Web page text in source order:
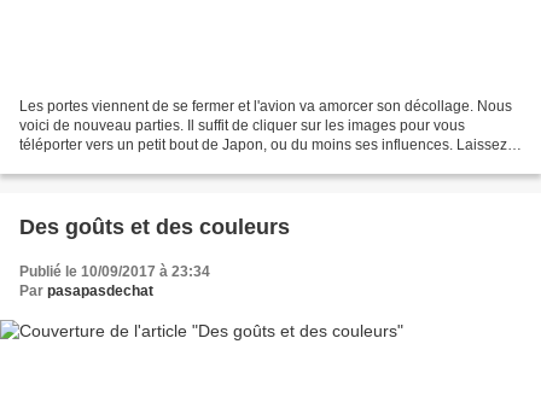
Les portes viennent de se fermer et l'avion va amorcer son décollage. Nous
voici de nouveau parties. Il suffit de cliquer sur les images pour vous
téléporter vers un petit bout de Japon, ou du moins ses influences. Laissez-y
Des goûts et des couleurs
Publié le 10/09/2017 à 23:34
Par pasapasdechat